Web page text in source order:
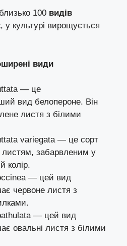
100 видів
у культурі вирощується
види
— це
вид белопероне. Він
листя з білими
variegata — це сорт
листям, забарвленим у
колір.
— цей вид
червоне листя з
— цей вид
овальні листя з білими